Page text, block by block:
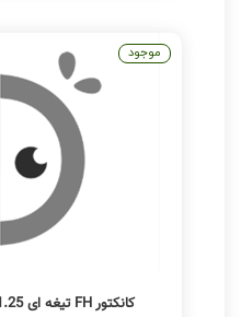
کانکتور FH تیغه ای 1.25 میلی متر 5 پین نر SMD
موجود